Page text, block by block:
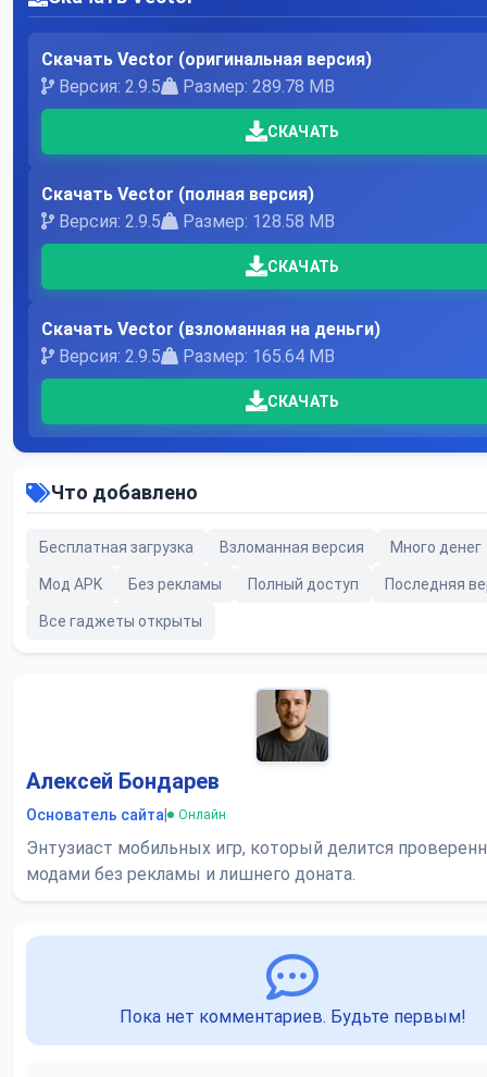
Скачать Vector (оригинальная версия)
Версия: 2.9.5
Размер: 289.78 MB
СКАЧАТЬ
Скачать Vector (полная версия)
Версия: 2.9.5
Размер: 128.58 MB
СКАЧАТЬ
Скачать Vector (взломанная на деньги)
Версия: 2.9.5
Размер: 165.64 MB
СКАЧАТЬ
Что добавлено
Бесплатная загрузка Взломанная версия Много денег
Мод APK Без рекламы Полный доступ Последняя
Все гаджеты открыты
Алексей Бондарев
Основатель сайта Онлайн
Энтузиаст мобильных игр, который делится
модами без рекламы и лишнего доната.
Пока нет комментариев. Будьте первым!